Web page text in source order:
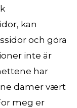
kan
och göra
inte är
har
damer vært
meg er